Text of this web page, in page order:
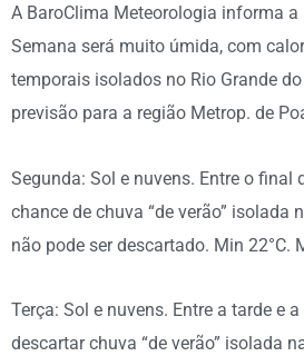
A BaroClima Meteorologia informa a
Semana será muito úmida, com
temporais isolados no Rio Grande
previsão para a região Metrop. de
Segunda: Sol e nuvens. Entre o final
chance de chuva “de verão” isolada
não pode ser descartado. Min 22°C.
Terça: Sol e nuvens. Entre a tarde e
descartar chuva “de verão” isolada